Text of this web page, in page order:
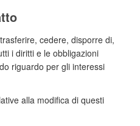
cedere, disporre di,
i diritti e le obbligazioni
riguardo per gli interessi
alla modifica di questi